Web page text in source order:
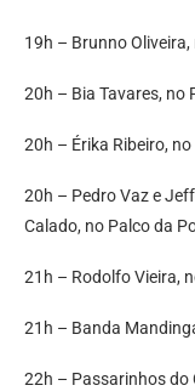
19h – Brunno
20h – Bia Tavares, no
20h – Érika Ribeiro,
20h – Pedro Vaz e
Calado, no Palco da
21h – Rodolfo Vieira,
21h – Banda
22h – Passarinhos do